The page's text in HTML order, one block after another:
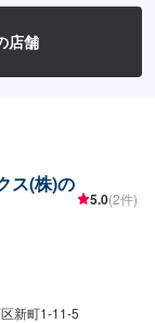
店舗
ス(株)の
5.0(2件)
新町1-11-5